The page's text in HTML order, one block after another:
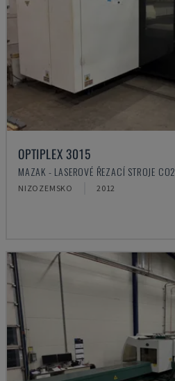
OPTIPLEX 3015
MAZAK - LASEROVÉ ŘEZACÍ STROJE CO2
NIZOZEMSKO 2012